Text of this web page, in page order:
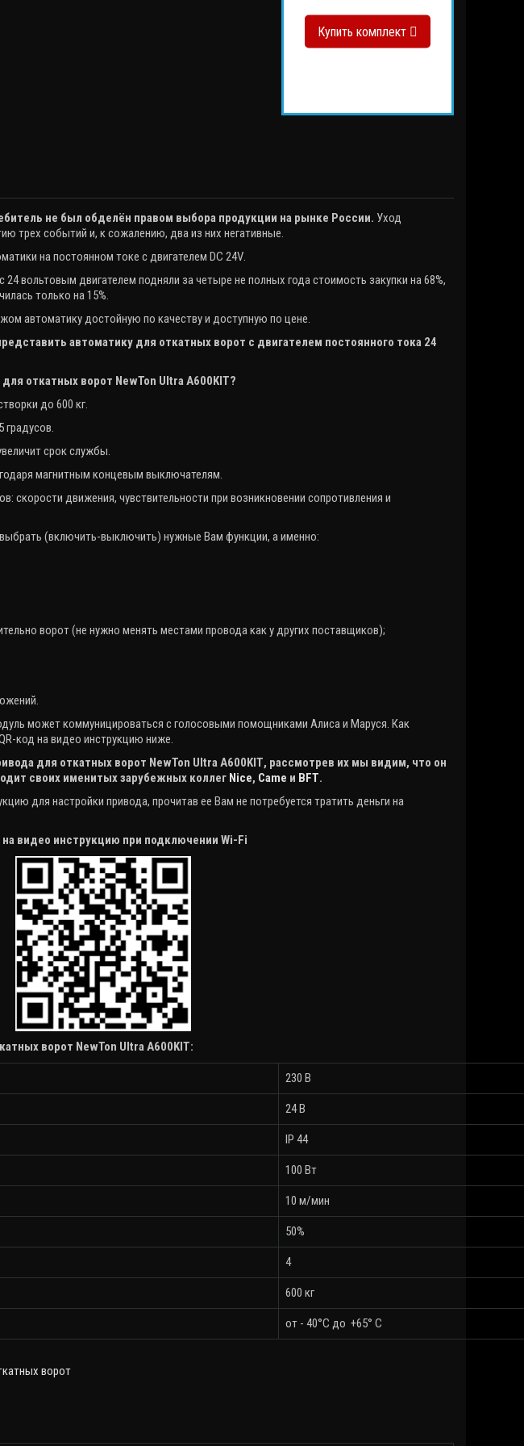
Рейка оцинкованная стальная зубчатая "КДВ" - 5
Купитькомплект
не был обделён правом выбора продукции на рынке России. Уход
трех событий и, к сожалению, два из них негативные.
на постоянном токе с двигателем DC 24V.
вольтовым двигателем подняли за четыре не полных года стоимость закупки на 68%,
только на 15%.
автоматику достойную по качеству и доступную по цене.
автоматику для откатных ворот с двигателем постоянного тока 24
откатных ворот NewTon UltraA600KIT?
до 600 кг.
градусов.
срок службы.
магнитным концевым выключателям.
скорости движения, чувствительности при возникновении сопротивления и
(включить-выключить) нужные Вам функции, а именно:
ворот (не нужно менять местами провода как у других поставщиков);
может коммуницироваться с голосовыми помощниками Алиса и Маруся. Как
код на видео инструкцию ниже.
для откатных ворот NewTon UltraA600KIT, рассмотрев их мы видим, что он
своих именитых зарубежных коллег Nice, Came и BFT.
для настройки привода, прочитав ее Вам не потребуется тратить деньги на
на видео инструкцию при подключении Wi-Fi
ворот NewTon Ultra A600KIT:
230 В
24 В
IP 44
100 Вт
10 м/мин
50%
4
600 кг
от - 40°С до +65° C
ворот